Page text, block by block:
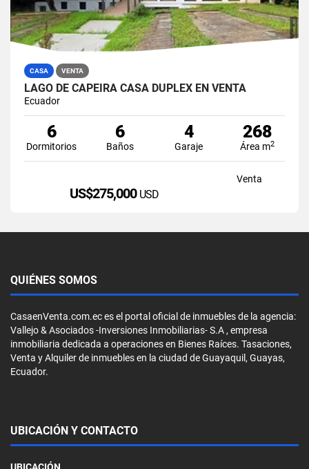
CASA VENTA
LAGO DE CAPEIRA CASA DUPLEX EN VENTA
Ecuador
6
Dormitorios
6
Baños
4
Garaje
268
Área m2
Venta
US$275,000 USD
QUIÉNES SOMOS
CasaenVenta.com.ec es el portal oficial de inmuebles de la agencia:
Vallejo & Asociados -Inversiones Inmobiliarias- S.A , empresa
inmobiliaria dedicada a operaciones en Bienes Raíces. Tasaciones,
Venta y Alquiler de inmuebles en la ciudad de Guayaquil, Guayas,
Ecuador.
UBICACIÓN Y CONTACTO
UBICACIÓN